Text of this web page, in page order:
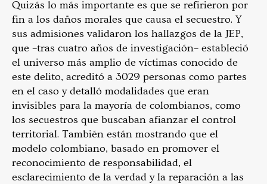
Quizás lo más importante es que se refirieron por
fin a los daños morales que causa el secuestro. Y
sus admisiones validaron los hallazgos de la JEP,
que –tras cuatro años de investigación– estableció
el universo más amplio de víctimas conocido de
este delito, acreditó a 3029 personas como partes
en el caso y detalló modalidades que eran
invisibles para la mayoría de colombianos, como
los secuestros que buscaban afianzar el control
territorial. También están mostrando que el
modelo colombiano, basado en promover el
reconocimiento de responsabilidad, el
esclarecimiento de la verdad y la reparación a las